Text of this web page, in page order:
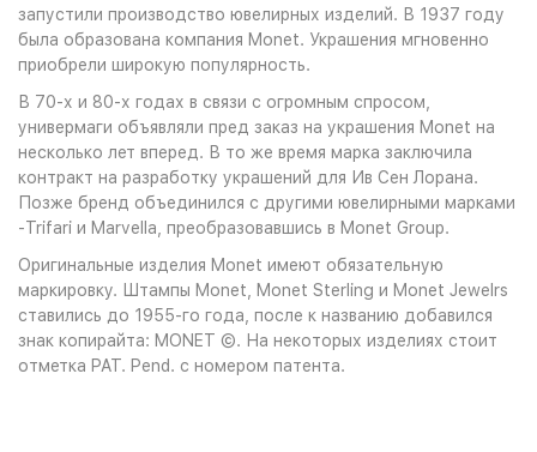
запустили производство ювелирных изделий. В 1937 году
была образована компания Monet. Украшения мгновенно
приобрели широкую популярность.
В 70-х и 80-х годах в связи с огромным спросом,
универмаги объявляли пред заказ на украшения Monet на
несколько лет вперед. В то же время марка заключила
контракт на разработку украшений для Ив Сен Лорана.
Позже бренд объединился с другими ювелирными марками
-Trifari и Marvella, преобразовавшись в Monet Group.
Оригинальные изделия Monet имеют обязательную
маркировку. Штампы Monet, Monet Sterling и Monet Jewelrs
ставились до 1955-го года, после к названию добавился
знак копирайта: MONET ©. На некоторых изделиях cтоит
отметка PAT. Pend. с номером патента.